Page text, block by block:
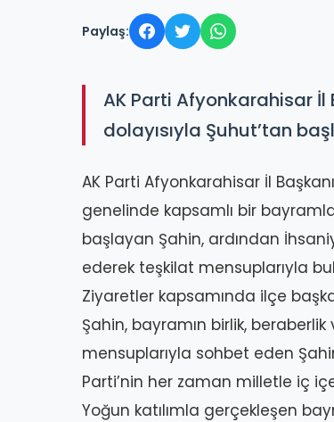
Paylaş:
AK Parti Afyonkarahisar İl
dolayısıyla Şuhut’tan
AK Parti Afyonkarahisar İl
genelinde kapsamlı bir
başlayan Şahin, ardından
ederek teşkilat mensuplarıyla
Ziyaretler kapsamında ilçe
Şahin, bayramın birlik,
mensuplarıyla sohbet eden
Parti’nin her zaman milletle iç
Yoğun katılımla gerçekleşen